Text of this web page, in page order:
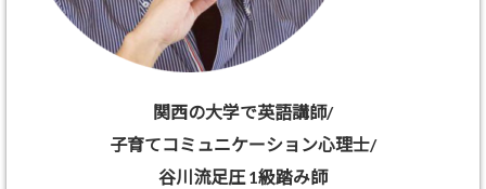
関西の大学で英語講師/
子育てコミュニケーション心理士/
谷川流足圧 1級踏み師